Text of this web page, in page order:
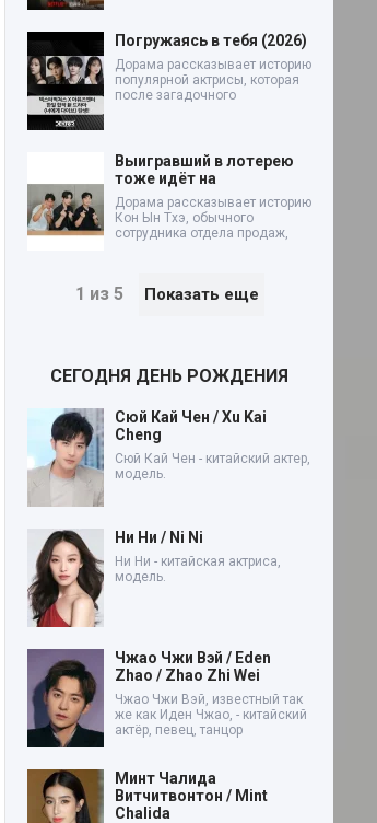
Погружаясь в тебя (2026)
Дорама рассказывает историю
популярной актрисы, которая
после загадочного
Выигравший в лотерею
тоже идёт на
Дорама рассказывает историю
Кон Ын Тхэ, обычного
сотрудника отдела продаж,
1 из 5 Показать еще
СЕГОДНЯ ДЕНЬ РОЖДЕНИЯ
Сюй Кай Чен / Xu Kai
Cheng
Сюй Кай Чен - китайский актер,
модель.
Ни Ни / Ni Ni
Ни Ни - китайская актриса,
модель.
Чжао Чжи Вэй / Eden
Zhao / Zhao Zhi Wei
Чжао Чжи Вэй, известный так
же как Иден Чжао, - китайский
актёр, певец, танцор
Минт Чалида
Витчитвонтон / Mint
Chalida